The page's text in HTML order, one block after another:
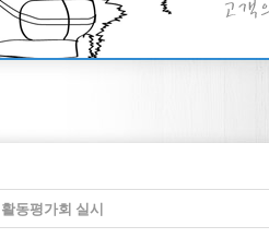
동평가회 실시